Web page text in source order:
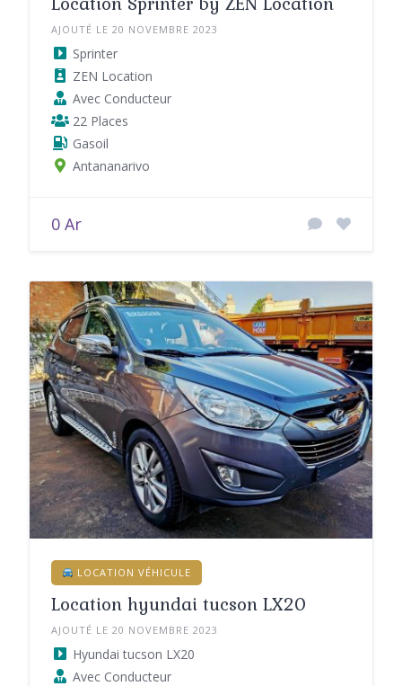
AJOUTÉ LE 20 NOVEMBRE 2023
Sprinter
ZEN Location
Avec Conducteur
22 Places
Gasoil
Antananarivo
0 Ar
LOCATION VÉHICULE
Location hyundai tucson LX20
AJOUTÉ LE 20 NOVEMBRE 2023
Hyundai tucson LX20
Avec Conducteur